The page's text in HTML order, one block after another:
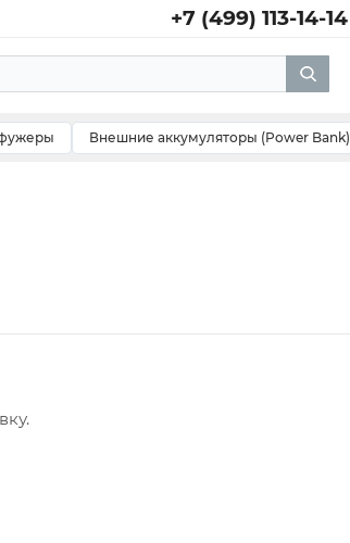
+7 (499) 113-14-14
Внешние аккумуляторы (Power Bank)